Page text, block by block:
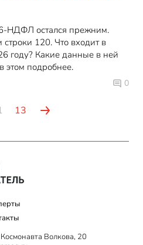
6-НДФЛ остался прежним.
120. Что входит в
году? Какие данные в ней
этом подробнее.
0
13
Волкова, 20